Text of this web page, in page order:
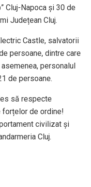
Cluj-Napoca şi 30 de
Județean Cluj.
Castle, salvatorii
persoane, dintre care
personalul
de persoane.
să respecte
forțelor de ordine!
civilizat și
Cluj.